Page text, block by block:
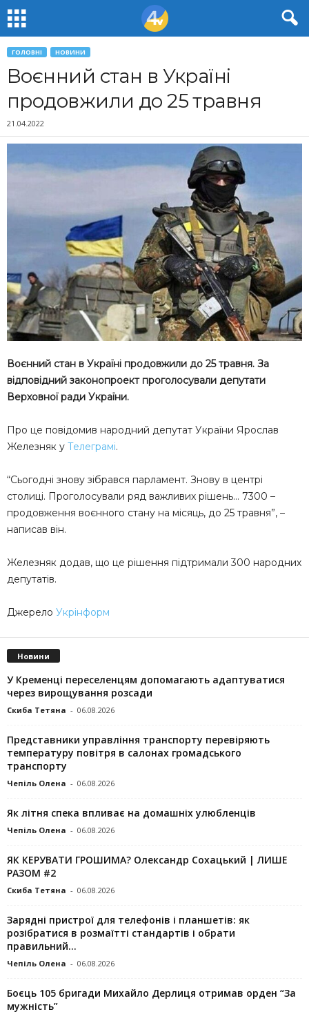
ГОЛОВНІ НОВИНИ
Воєнний стан в Україні
продовжили до 25 травня
21.04.2022
Воєнний стан в Україні продовжили до 25 травня. За
відповідний законопроект проголосували депутати
Верховної ради України.
Про це повідомив народний депутат України Ярослав
Железняк у Телеграмі.
“Сьогодні знову зібрався парламент. Знову в центрі
столиці. Проголосували ряд важливих рішень… 7300 –
продовження воєнного стану на місяць, до 25 травня”, –
написав він.
Железняк додав, що це рішення підтримали 300 народних
депутатів.
Джерело Укрінформ
Новини
У Кременці переселенцям допомагають адаптуватися
через вирощування розсади
Скиба Тетяна - 06.08.2026
Представники управління транспорту перевіряють
температуру повітря в салонах громадського
транспорту
Чепіль Олена - 06.08.2026
Як літня спека впливає на домашніх улюбленців
Чепіль Олена - 06.08.2026
ЯК КЕРУВАТИ ГРОШИМА? Олександр Сохацький | ЛИШЕ
РАЗОМ #2
Скиба Тетяна - 06.08.2026
Зарядні пристрої для телефонів і планшетів: як
розібратися в розмаїтті стандартів і обрати
правильний...
Чепіль Олена - 06.08.2026
Боєць 105 бригади Михайло Дерлиця отримав орден “За
мужність”